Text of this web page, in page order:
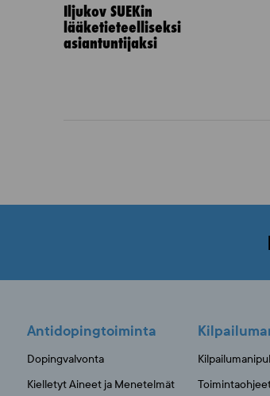
Iljukov SUEKin
lääketieteelliseksi
asiantuntijaksi
Antidopingtoiminta
Dopingvalvonta
Kielletyt Aineet ja Menetelmät